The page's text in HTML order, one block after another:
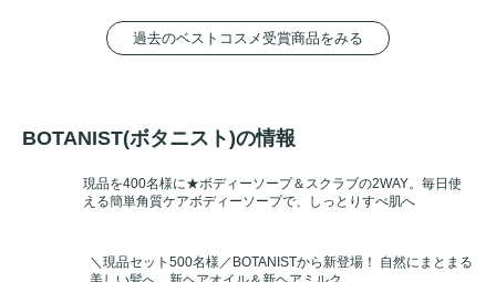
過去のベストコスメ受賞商品をみる
BOTANIST(ボタニスト)の情報
現品を400名様に★ボディーソープ＆スクラブの2WAY。毎日使
える簡単角質ケアボディーソープで、しっとりすべ肌へ
＼現品セット500名様／BOTANISTから新登場！ 自然にまとまる